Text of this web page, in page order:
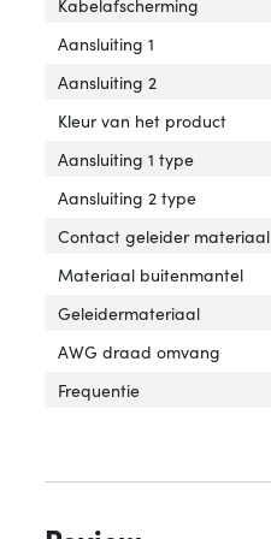
Aansluiting 1
Aansluiting 2
Kleur van het product
Aansluiting 1 type
Aansluiting 2 type
Contact geleider materiaal
Materiaal buitenmantel
Geleidermateriaal
AWG draad omvang
Frequentie